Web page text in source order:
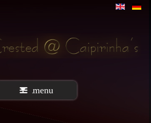
menu